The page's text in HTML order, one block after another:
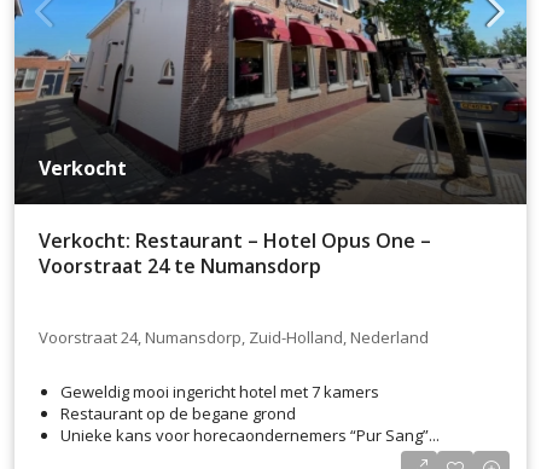
Verkocht
Verkocht: Restaurant – Hotel Opus One –
Voorstraat 24 te Numansdorp
Voorstraat 24, Numansdorp, Zuid-Holland, Nederland
Geweldig mooi ingericht hotel met 7 kamers
Restaurant op de begane grond
Unieke kans voor horecaondernemers “Pur Sang”...